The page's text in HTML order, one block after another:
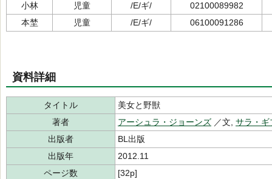
小林
児童 /E/ギ/
02100089982
本埜
児童 /E/ギ/ 06100091286
資料詳細
タイトル
美女と野獣
著者
アーシュラ・ジョーンズ ／文, サラ・ギ
出版者
BL出版
出版年
2012.11
ページ数
[32p]